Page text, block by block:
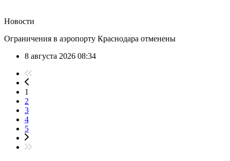
Новости
Ограничения в аэропорту Краснодара отменены
8 августа 2026 08:34
1
2
3
4
5